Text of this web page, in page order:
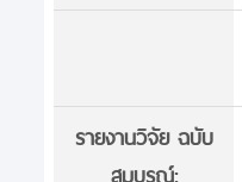
รายงานวิจัย ฉบับ
สมบูรณ์: